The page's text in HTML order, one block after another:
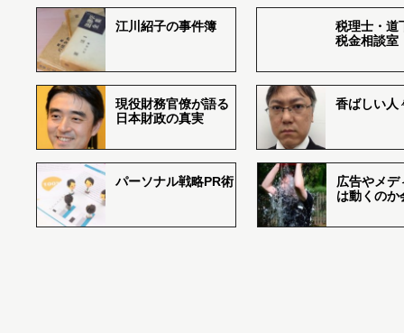
江川紹子の事件簿
税理士・道
税金相談室
現役財務官僚が語る
日本財政の真実
香ばしい
パーソナル戦略PR術
広告やメデ
は動くのか